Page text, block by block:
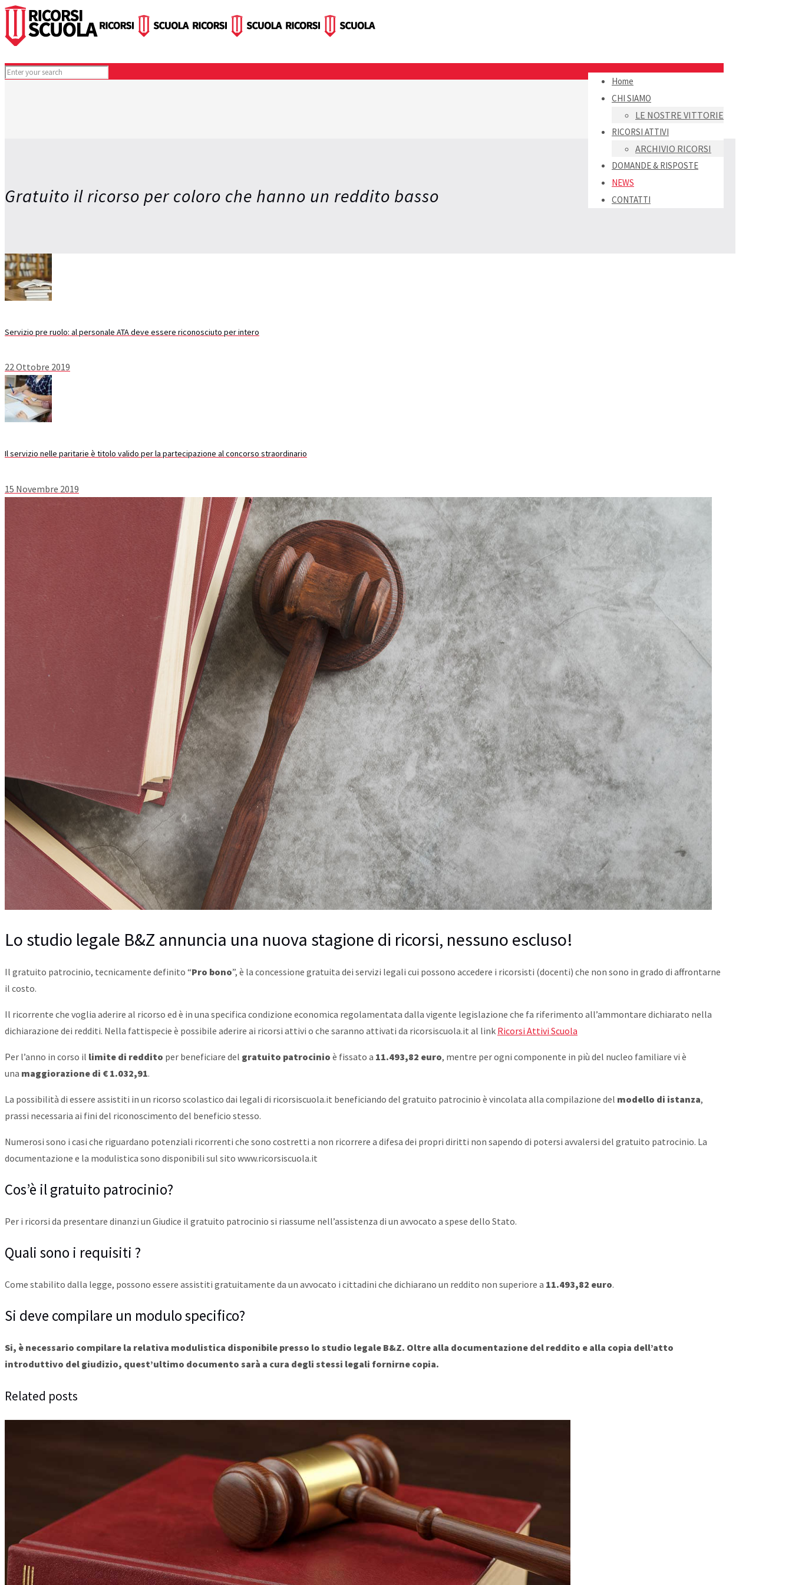
Home
CHI SIAMO
LE NOSTRE VITTORIE
RICORSI ATTIVI
ARCHIVIO RICORSI
DOMANDE & RISPOSTE
NEWS
CONTATTI
Gratuito il ricorso per coloro che hanno un reddito basso
Servizio pre ruolo: al personale ATA deve essere riconosciuto per intero
22 Ottobre 2019
Il servizio nelle paritarie è titolo valido per la partecipazione al concorso straordinario
15 Novembre 2019
Lo studio legale B&Z annuncia una nuova stagione di ricorsi, nessuno escluso!
Il gratuito patrocinio, tecnicamente definito “Pro bono”, è la concessione gratuita dei servizi legali cui possono accedere i ricorsisti (docenti) che non sono in grado di affrontarne
il costo.
Il ricorrente che voglia aderire al ricorso ed è in una specifica condizione economica regolamentata dalla vigente legislazione che fa riferimento all’ammontare dichiarato nella
dichiarazione dei redditi. Nella fattispecie è possibile aderire ai ricorsi attivi o che saranno attivati da ricorsiscuola.it al link Ricorsi Attivi Scuola
Per l’anno in corso il limite di reddito per beneficiare del gratuito patrocinio è fissato a 11.493,82 euro, mentre per ogni componente in più del nucleo familiare vi è
una maggiorazione di € 1.032,91.
La possibilità di essere assistiti in un ricorso scolastico dai legali di ricorsiscuola.it beneficiando del gratuito patrocinio è vincolata alla compilazione del modello di istanza,
prassi necessaria ai fini del riconoscimento del beneficio stesso.
Numerosi sono i casi che riguardano potenziali ricorrenti che sono costretti a non ricorrere a difesa dei propri diritti non sapendo di potersi avvalersi del gratuito patrocinio. La
documentazione e la modulistica sono disponibili sul sito www.ricorsiscuola.it
Cos’è il gratuito patrocinio?
Per i ricorsi da presentare dinanzi un Giudice il gratuito patrocinio si riassume nell’assistenza di un avvocato a spese dello Stato.
Quali sono i requisiti ?
Come stabilito dalla legge, possono essere assistiti gratuitamente da un avvocato i cittadini che dichiarano un reddito non superiore a 11.493,82 euro.
Si deve compilare un modulo specifico?
Si, è necessario compilare la relativa modulistica disponibile presso lo studio legale B&Z. Oltre alla documentazione del reddito e alla copia dell’atto
introduttivo del giudizio, quest’ultimo documento sarà a cura degli stessi legali fornirne copia.
Related posts